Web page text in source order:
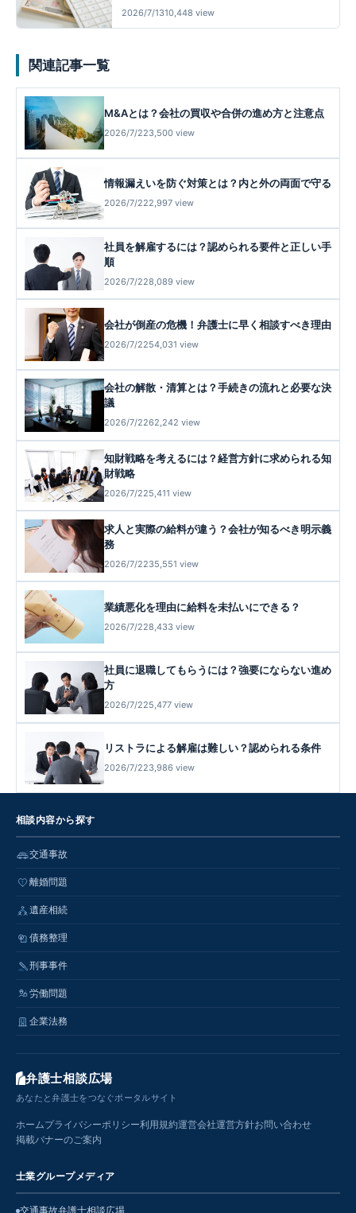
2026/7/1310,448 view
関連記事一覧
M&Aとは？会社の買収や合併の進め方と注意点
2026/7/223,500 view
情報漏えいを防ぐ対策とは？内と外の両面で守る
2026/7/222,997 view
社員を解雇するには？認められる要件と正しい手
順
2026/7/228,089 view
会社が倒産の危機！弁護士に早く相談すべき理由
2026/7/2254,031 view
会社の解散・清算とは？手続きの流れと必要な決
議
2026/7/2262,242 view
知財戦略を考えるには？経営方針に求められる知
財戦略
2026/7/225,411 view
求人と実際の給料が違う？会社が知るべき明示義
務
2026/7/2235,551 view
業績悪化を理由に給料を未払いにできる？
2026/7/228,433 view
社員に退職してもらうには？強要にならない進め
方
2026/7/225,477 view
リストラによる解雇は難しい？認められる条件
2026/7/223,986 view
相談内容から探す
交通事故
離婚問題
遺産相続
債務整理
刑事事件
労働問題
企業法務
弁護士相談広場
あなたと弁護士をつなぐポータルサイト
ホームプライバシーポリシー利用規約運営会社運営方針お問い合わせ
掲載バナーのご案内
士業グループメディア
交通事故弁護士相談広場